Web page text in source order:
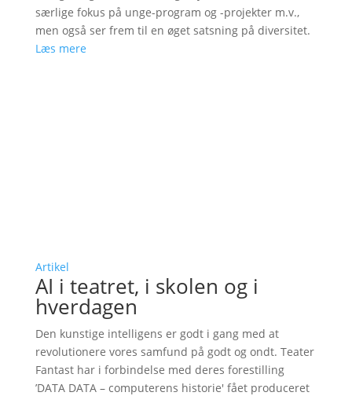
særlige fokus på unge-program og -projekter m.v.,
men også ser frem til en øget satsning på diversitet.
Læs mere
Artikel
AI i teatret, i skolen og i
hverdagen
Den kunstige intelligens er godt i gang med at
revolutionere vores samfund på godt og ondt. Teater
Fantast har i forbindelse med deres forestilling
’DATA DATA – computerens historie' fået produceret